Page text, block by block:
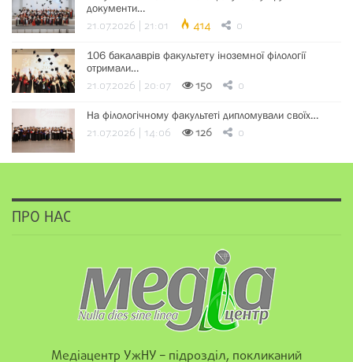
документи…
21.07.2026 | 21:01 414 0
106 бакалаврів факультету іноземної філології
отримали…
21.07.2026 | 20:07 150 0
На філологічному факультеті дипломували своїх…
21.07.2026 | 14:06 126 0
ПРО НАС
Медіацентр УжНУ – підрозділ, покликаний